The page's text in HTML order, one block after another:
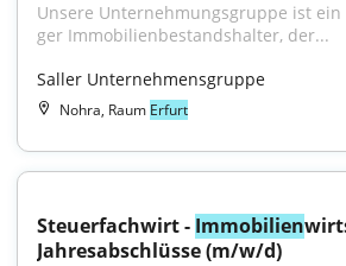
Unsere Unternehmungsgruppe ist
ger Immo­bi­li­enbe­stands­hal­ter, der...
Saller Unternehmensgruppe
Nohra, Raum Erfurt
Steuerfachwirt - Immobilien
Jahresabschlüsse (m/w/d)